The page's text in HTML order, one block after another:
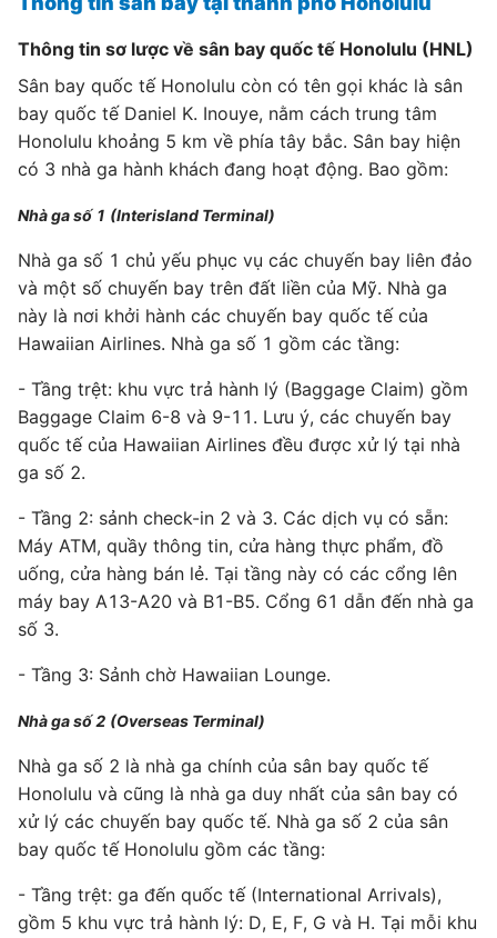
Thông tin sơ lược về sân bay quốc tế Honolulu (HNL)
Sân bay quốc tế Honolulu còn có tên gọi khác là sân
bay quốc tế Daniel K. Inouye, nằm cách trung tâm
Honolulu khoảng 5 km về phía tây bắc. Sân bay hiện
có 3 nhà ga hành khách đang hoạt động. Bao gồm:
Nhà ga số 1 (Interisland Terminal)
Nhà ga số 1 chủ yếu phục vụ các chuyến bay liên đảo
và một số chuyến bay trên đất liền của Mỹ. Nhà ga
này là nơi khởi hành các chuyến bay quốc tế của
Hawaiian Airlines. Nhà ga số 1 gồm các tầng:
- Tầng trệt: khu vực trả hành lý (Baggage Claim) gồm
Baggage Claim 6-8 và 9-11. Lưu ý, các chuyến bay
quốc tế của Hawaiian Airlines đều được xử lý tại nhà
ga số 2.
- Tầng 2: sảnh check-in 2 và 3. Các dịch vụ có sẵn:
Máy ATM, quầy thông tin, cửa hàng thực phẩm, đồ
uống, cửa hàng bán lẻ. Tại tầng này có các cổng lên
máy bay A13-A20 và B1-B5. Cổng 61 dẫn đến nhà ga
số 3.
- Tầng 3: Sảnh chờ Hawaiian Lounge.
Nhà ga số 2 (Overseas Terminal)
Nhà ga số 2 là nhà ga chính của sân bay quốc tế
Honolulu và cũng là nhà ga duy nhất của sân bay có
xử lý các chuyến bay quốc tế. Nhà ga số 2 của sân
bay quốc tế Honolulu gồm các tầng:
- Tầng trệt: ga đến quốc tế (International Arrivals),
gồm 5 khu vực trả hành lý: D, E, F, G và H. Tại mỗi khu